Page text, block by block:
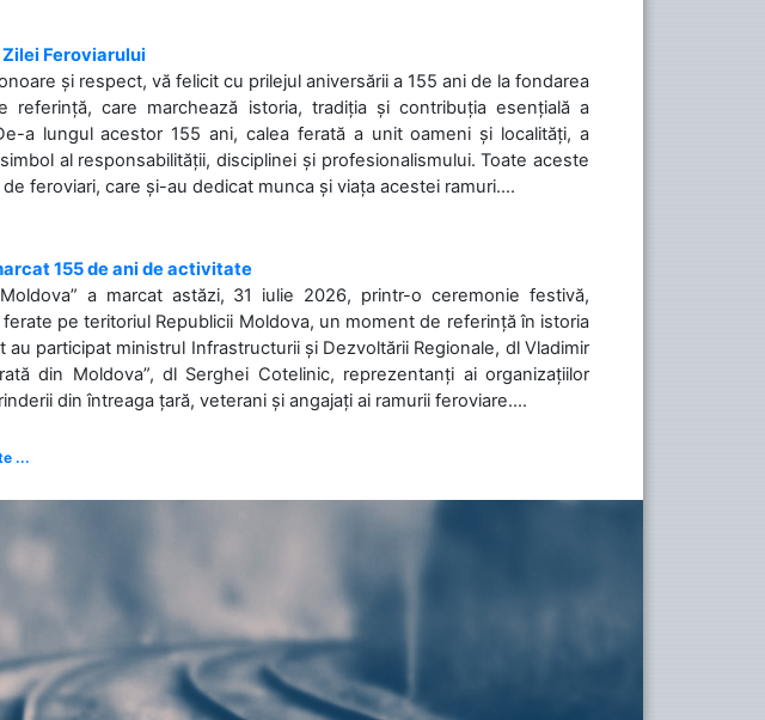
Feroviarului
și respect, vă felicit cu prilejul aniversării a 155 ani de la fondarea
care marchează istoria, tradiția și contribuția esențială a
a lungul acestor 155 ani, calea ferată a unit oameni și localități, a
al responsabilității, disciplinei și profesionalismului. Toate aceste
feroviari, care și-au dedicat munca și viața acestei ramuri....
155 de ani de activitate
a marcat astăzi, 31 iulie 2026, printr-o ceremonie festivă,
pe teritoriul Republicii Moldova, un moment de referință în istoria
participat ministrul Infrastructurii și Dezvoltării Regionale, dl Vladimir
din Moldova”, dl Serghei Cotelinic, reprezentanți ai organizațiilor
din întreaga țară, veterani și angajați ai ramurii feroviare....
...